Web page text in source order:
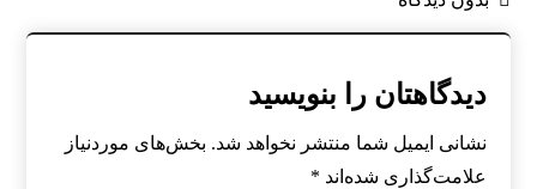
دیدگاهتان را بنویسید
نشانی ایمیل شما منتشر نخواهد شد. بخش‌های موردنیاز
علامت‌گذاری شده‌اند *